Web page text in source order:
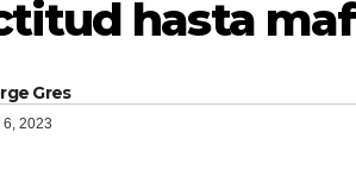
hasta
Gres
6, 2023